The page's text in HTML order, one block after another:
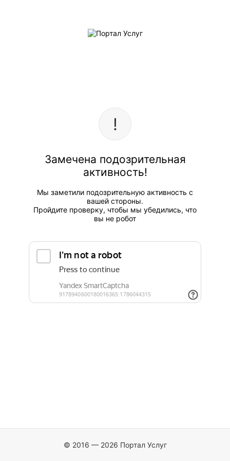
Замечена подозрительная
активность!
Мы заметили подозрительную активность с
вашей стороны.
Пройдите проверку, чтобы мы убедились, что
вы не робот
© 2016 — 2026 Портал Услуг